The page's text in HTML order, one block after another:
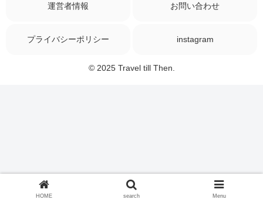
運営者情報 お問い合わせ
プライバシーポリシー instagram
© 2025 Travel till Then.
HOME search Menu